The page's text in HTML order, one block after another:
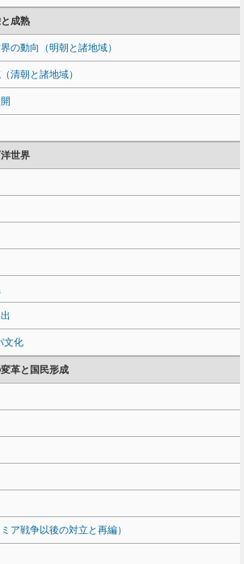
成熟
の動向（明朝と諸地域）
清朝と諸地域）
世界
文化
革と国民形成
ア戦争以後の対立と再編）